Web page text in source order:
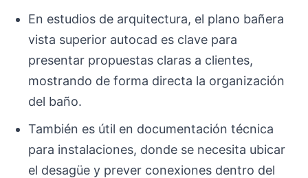
En estudios de arquitectura, el plano bañera
vista superior autocad es clave para
presentar propuestas claras a clientes,
mostrando de forma directa la organización
del baño.
También es útil en documentación técnica
para instalaciones, donde se necesita ubicar
el desagüe y prever conexiones dentro del